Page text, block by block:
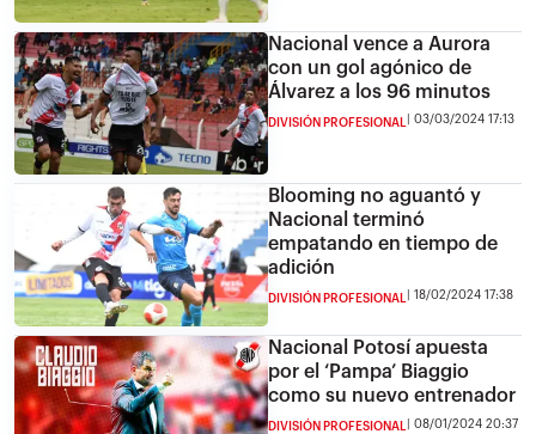
Nacional vence a Aurora
con un gol agónico de
Álvarez a los 96 minutos
DIVISIÓN PROFESIONAL 03/03/2024 17:13
Blooming no aguantó y
Nacional terminó
empatando en tiempo de
adición
DIVISIÓN PROFESIONAL 18/02/2024 17:38
Nacional Potosí apuesta
por el ‘Pampa’ Biaggio
como su nuevo entrenador
DIVISIÓN PROFESIONAL 08/01/2024 20:37